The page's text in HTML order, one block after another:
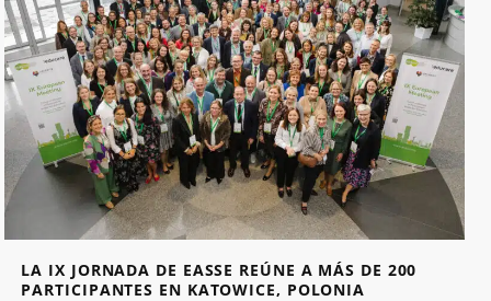
LA IX JORNADA DE EASSE REÚNE A MÁS DE 200
PARTICIPANTES EN KATOWICE, POLONIA